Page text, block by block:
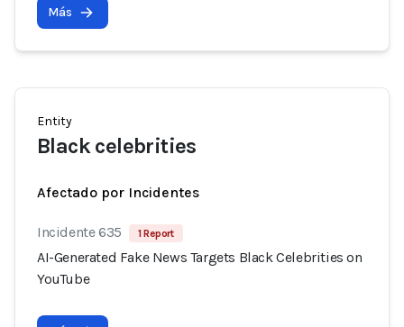
Más
Entity
Black celebrities
Afectado por Incidentes
Incidente 635 1 Report
AI-Generated Fake News Targets Black Celebrities on
YouTube